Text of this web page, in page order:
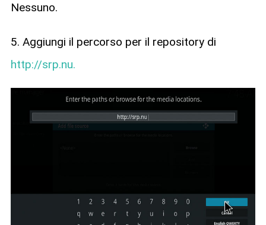
Nessuno.
5. Aggiungi il percorso per il repository di
http://srp.nu.